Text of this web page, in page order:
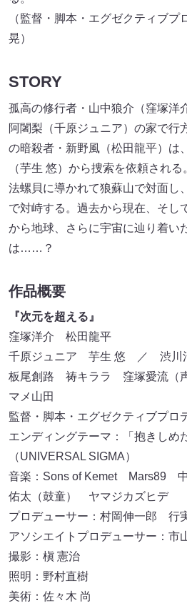
（監督・脚本・エグゼクティブプ
晃）
STORY
孤高の修行者・山中狼介（窪塚洋
阿闍梨（千原ジュニア）の家で行
の暗殺者・新野風（松田龍平）は
（芋生 悠）から捜索を依頼され
法螺貝に導かれて狼蘇山で対面し
で対峙する。過去から現在、そし
から地球、さらに宇宙に辿り着い
は……？
作品概要
『次元を超える』
窪塚洋介 松田龍平
千原ジュニア 芋生 悠 ／ 渋川
板尾創路 祷キララ 窪塚愛流（
マメ山田
監督・脚本・エグゼクティブプロ
エンディングテーマ：「抱きしめ
（UNIVERSAL SIGMA）
音楽：Sons of Kemet Mars89
佑太（鼓童） ヤマジカズヒデ
プロデューサー：村岡伸一郎 行
アソシエイトプロデューサー：
撮影：槇 憲治
照明：野村直樹
美術：佐々木 尚